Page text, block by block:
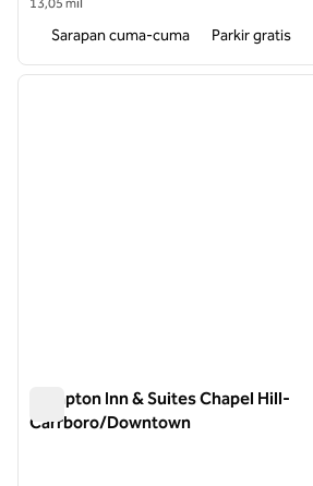
13,05 mil
Sarapan cuma-cuma Parkir gratis
1 dari 12
Hampton Inn & Suites Chapel Hill-
Carrboro/Downtown